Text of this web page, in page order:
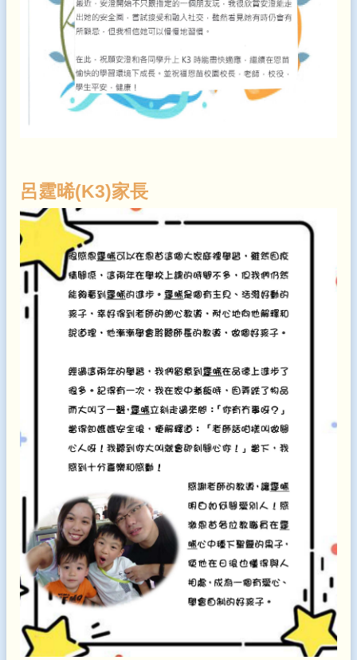
呂霆晞(K3)家長